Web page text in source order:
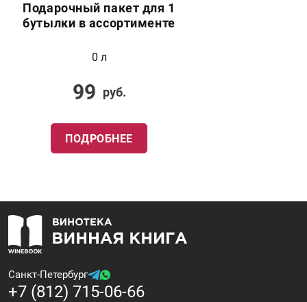
Подарочный пакет для 1
бутылки в ассортименте
0 л
99 руб.
ПОДРОБНЕЕ
Санкт-Петербург
+7 (812) 715-06-66